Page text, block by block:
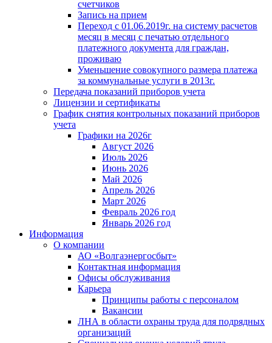
счетчиков
Запись на прием
Переход с 01.06.2019г. на систему расчетов
месяц в месяц с печатью отдельного
платежного документа для граждан,
проживаю
Уменьшение совокупного размера платежа
за коммунальные услуги в 2013г.
Передача показаний приборов учета
Лицензии и сертификаты
График снятия контрольных показаний приборов
учета
Графики на 2026г
Август 2026
Июль 2026
Июнь 2026
Май 2026
Апрель 2026
Март 2026
Февраль 2026 год
Январь 2026 год
Информация
О компании
АО «Волгаэнергосбыт»
Контактная информация
Офисы обслуживания
Карьера
Принципы работы с персоналом
Вакансии
ЛНА в области охраны труда для подрядных
организаций